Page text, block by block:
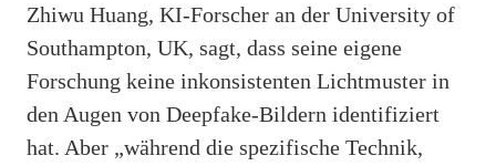
Zhiwu Huang, KI-Forscher an der University of
Southampton, UK, sagt, dass seine eigene
Forschung keine inkonsistenten Lichtmuster in
den Augen von Deepfake-Bildern identifiziert
hat. Aber „während die spezifische Technik,